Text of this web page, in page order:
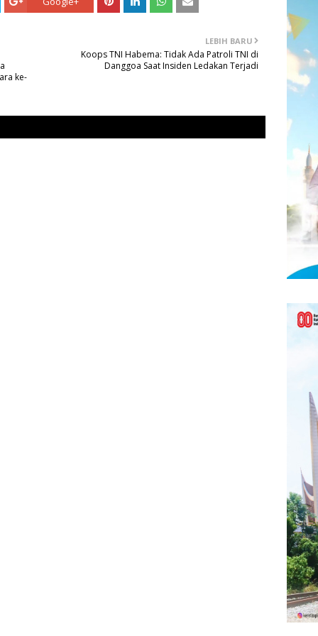
LEBIH BARU
Koops TNI Habema: Tidak Ada Patroli TNI di
Danggoa Saat Insiden Ledakan Terjadi
ke-